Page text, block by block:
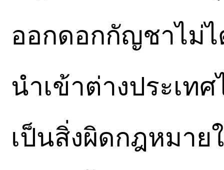
ออกดอกกัญชาไม่ไ
นำเข้าต่างประเท
เป็นสิ่งผิดกฎหมาย